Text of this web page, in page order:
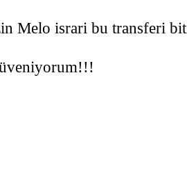
Melo israri bu transferi